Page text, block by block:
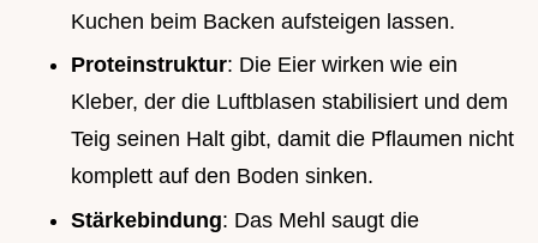
Kuchen beim Backen aufsteigen lassen.
Proteinstruktur: Die Eier wirken wie ein
Kleber, der die Luftblasen stabilisiert und dem
Teig seinen Halt gibt, damit die Pflaumen nicht
komplett auf den Boden sinken.
Stärkebindung: Das Mehl saugt die